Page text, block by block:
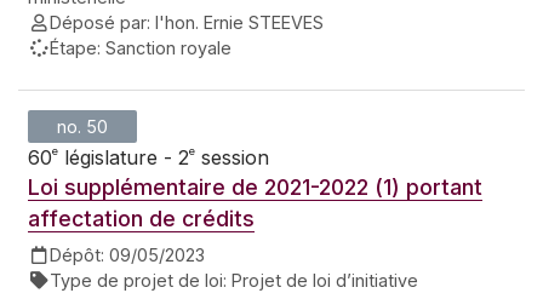
Déposé par: l'hon. Ernie STEEVES
Étape: Sanction royale
no. 50
60e législature - 2e session
Loi supplémentaire de 2021-2022 (1) portant
affectation de crédits
Dépôt: 09/05/2023
Type de projet de loi: Projet de loi d’initiative